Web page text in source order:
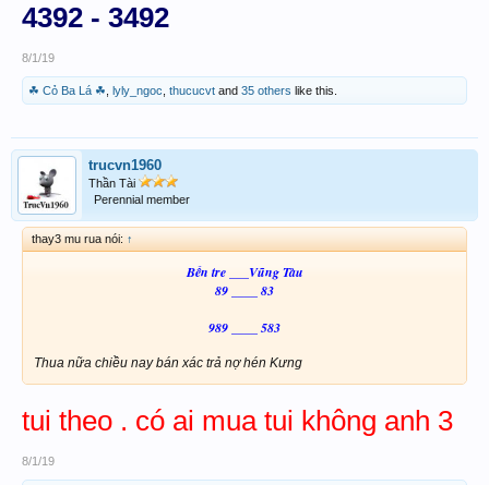
4392 - 3492
8/1/19
☘ Cỏ Ba Lá ☘ lyly_ngoc thucucvt and 35 others like this.
trucvn1960
Thần Tài
Perennial member
thay3 mu rua nói: ↑
Bến tre ___Vũng Tàu
89 ____ 83
989 ____ 583
Thua nữa chiều nay bán xác trả nợ hén Kưng
tui theo . có ai mua tui không anh 3
8/1/19